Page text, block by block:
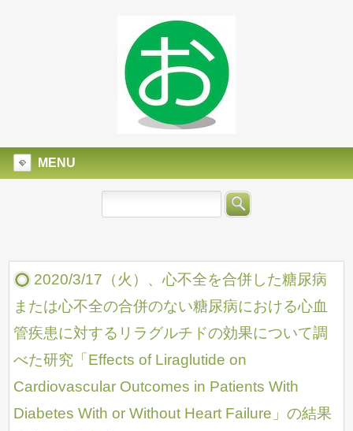
MENU
2020/3/17（火）、心不全を合併した糖尿病
または心不全の合併のない糖尿病における心血
管疾患に対するリラグルチドの効果について調
べた研究「Effects of Liraglutide on
Cardiovascular Outcomes in Patients With
Diabetes With or Without Heart Failure」の結果